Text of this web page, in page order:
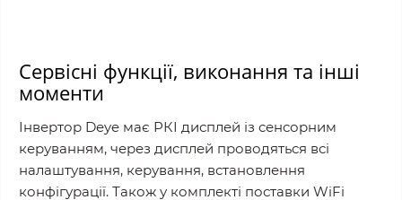
Сервісні функції, виконання та інші
моменти
Інвертор Deye має РКІ дисплей із сенсорним
керуванням, через дисплей проводяться всі
налаштування, керування, встановлення
конфігурації. Також у комплекті поставки WiFi